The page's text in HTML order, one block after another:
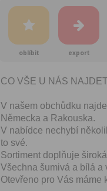
oblíbit export
CO VŠE U NÁS
V našem obchůdku
Německa a Rakouska.
V nabídce nechybí
to své.
Sortiment doplňuje
Všechna šumivá a bílá
Otevřeno pro Vás